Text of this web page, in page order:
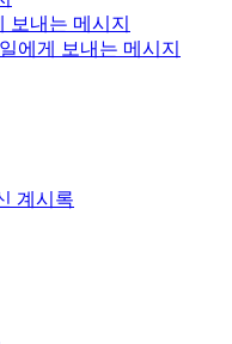
보내는 메시지
에게 보내는 메시지
계시록